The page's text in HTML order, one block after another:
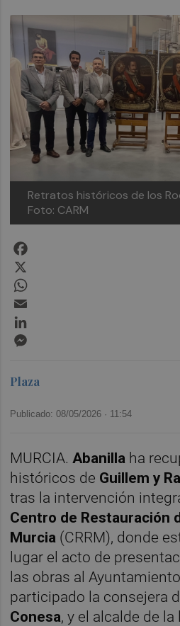
Retratos históricos de los
Foto: CARM
Plaza
Publicado: 08/05/2026 · 11:54
MURCIA. Abanilla ha
históricos de Guillem y
tras la intervención
Centro de Restauración
Murcia (CRRM), donde
lugar el acto de
las obras al
participado la consejera
Conesa, y el alcalde de la